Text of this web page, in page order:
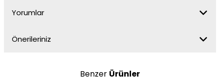
Yorumlar
Önerileriniz
Benzer Ürünler